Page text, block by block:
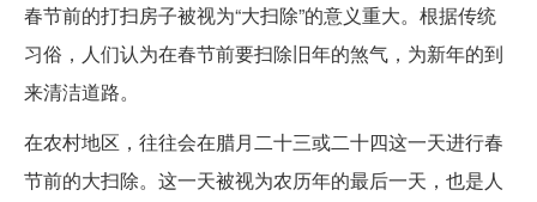
春节前的打扫房子被视为“大扫除”的意义重大。根据传统
习俗，人们认为在春节前要扫除旧年的煞气，为新年的到
来清洁道路。
在农村地区，往往会在腊月二十三或二十四这一天进行春
节前的大扫除。这一天被视为农历年的最后一天，也是人